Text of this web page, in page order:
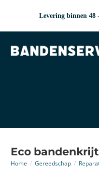
Levering binnen
Eco
Home / Gereedschap /